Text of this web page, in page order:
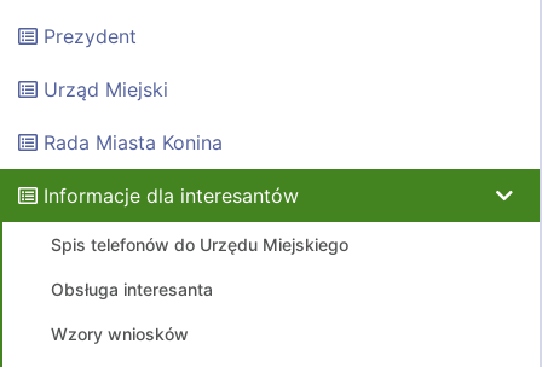
Prezydent
Urząd Miejski
Rada Miasta Konina
Informacje dla interesantów
Spis telefonów do Urzędu Miejskiego
Obsługa interesanta
Wzory wniosków